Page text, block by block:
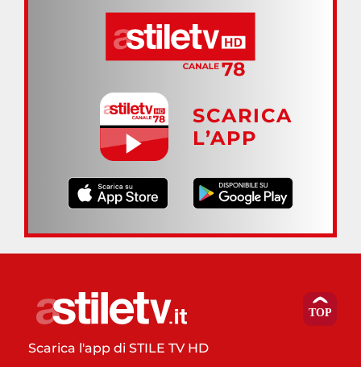
SCARICA
L’APP
Scarica l'app di STILE TV HD